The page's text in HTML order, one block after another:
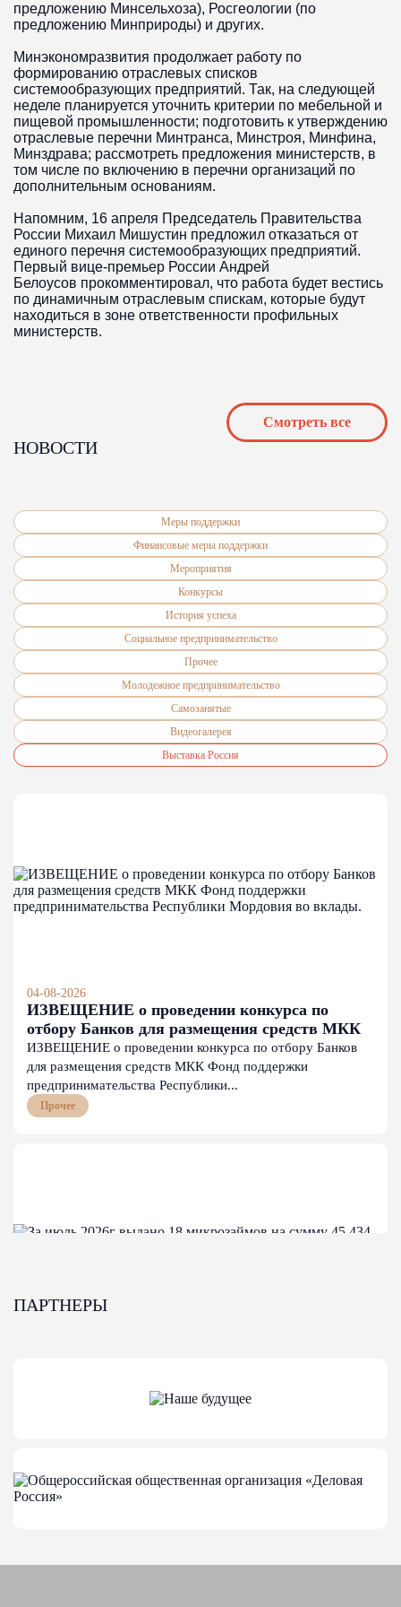
предложению Минсельхоза), Росгеологии (по
предложению Минприроды) и других.
Минэкономразвития продолжает работу по
формированию отраслевых списков
системообразующих предприятий. Так, на следующей
неделе планируется уточнить критерии по мебельной и
пищевой промышленности; подготовить к утверждению
отраслевые перечни Минтранса, Минстроя, Минфина,
Минздрава; рассмотреть предложения министерств, в
том числе по включению в перечни организаций по
дополнительным основаниям.
Напомним, 16 апреля Председатель Правительства
России Михаил Мишустин предложил отказаться от
единого перечня системообразующих предприятий.
Первый вице-премьер России Андрей
Белоусов прокомментировал, что работа будет вестись
по динамичным отраслевым спискам, которые будут
находиться в зоне ответственности профильных
министерств.
НОВОСТИ
Меры поддержки
Финансовые меры поддержки
Мероприятия
Конкурсы
История успеха
Социальное предпринимательство
Прочее
Молодежное предпринимательство
Самозанятые
Видеогалерея
Выставка Россия
Cмотреть все
04-08-2026
ИЗВЕЩЕНИЕ о проведении конкурса по
отбору Банков для размещения средств МКК
Фонд поддержки предпринимательства
Республики Мордовия во вклады.
ИЗВЕЩЕНИЕ о проведении конкурса по отбору Банков
для размещения средств МКК Фонд поддержки
предпринимательства Республики...
Прочее
За июль 2026г выдано 18 микрозаймов на сумму 45 434
ПАРТНЕРЫ